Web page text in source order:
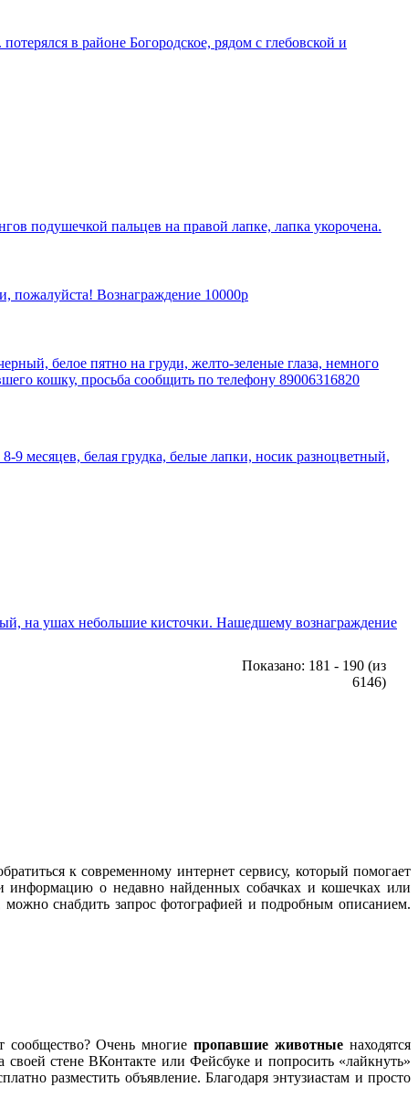
в районе Богородское, рядом с глебовской и
подушечкой пальцев на правой лапке, лапка укорочена.
пожалуйста! Вознаграждение 10000р
белое пятно на груди, желто-зеленые глаза, немного
кошку, просьба сообщить по телефону 89006316820
месяцев, белая грудка, белые лапки, носик разноцветный,
на ушах небольшие кисточки. Нашедшему вознаграждение
Показано: 181 - 190 (из
6146)
к современному интернет сервису, который помогает
информацию о недавно найденных собачках и кошечках или
можно снабдить запрос фотографией и подробным описанием.
сообщество? Очень многиепропавшие животные находятся
стене ВКонтакте или Фейсбуке и попросить «лайкнуть»
разместить объявление. Благодаря энтузиастам и просто